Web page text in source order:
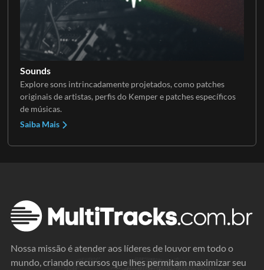
Sounds
Explore sons intrincadamente projetados, como patches
originais de artistas, perfis do Kemper e patches específicos
de músicas.
Saiba Mais
Nossa missão é atender aos líderes de louvor em todo o
mundo, criando recursos que lhes permitam maximizar seu